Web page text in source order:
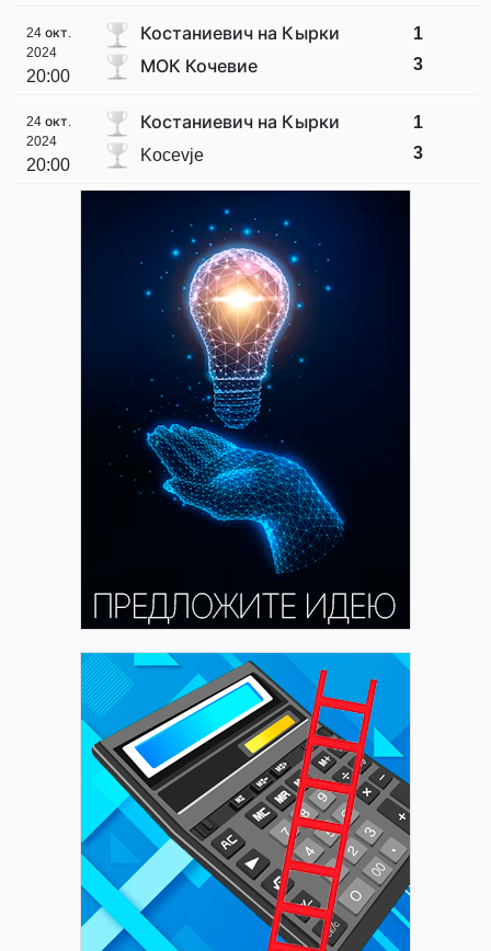
24 окт.
2024
20:00
Костаниевич на Кырки
МОК Кочевие
1
3
24 окт.
2024
20:00
Костаниевич на Кырки
Kocevje
1
3